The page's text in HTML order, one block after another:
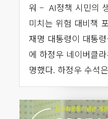
워 – AI정책 시민의
미치는 위험 대비책
재명 대통령이 대통
에 하정우 네이버클
명했다. 하정우 수석